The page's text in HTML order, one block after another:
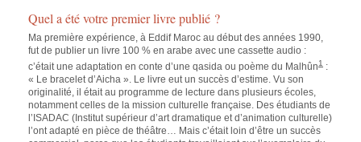
Quel a été votre premier livre publié ?
Ma première expérience, à Eddif Maroc au début des années 1990,
fut de publier un livre 100 % en arabe avec une cassette audio :
c’était une adaptation en conte d’une qasida ou poème du Malhûn1 :
« Le bracelet d’Aicha ». Le livre eut un succès d’estime. Vu son
originalité, il était au programme de lecture dans plusieurs écoles,
notamment celles de la mission culturelle française. Des étudiants de
l’ISADAC (Institut supérieur d’art dramatique et d’animation culturelle)
l’ont adapté en pièce de théâtre… Mais c’était loin d’être un succès